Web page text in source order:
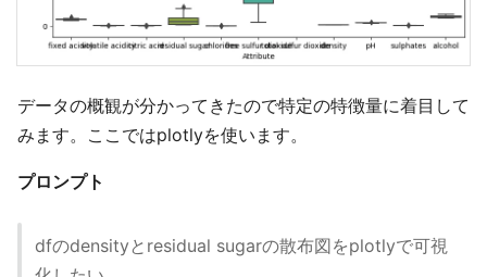
データの概観が分かってきたので特定の特徴量に着目して
みます。ここではplotlyを使います。
プロンプト
dfのdensityとresidual sugarの散布図をplotlyで可視